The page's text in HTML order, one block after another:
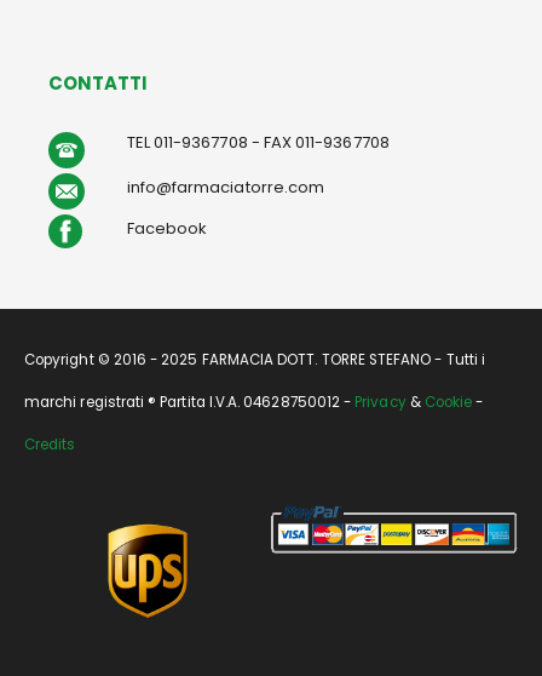
CONTATTI
TEL 011-9367708 - FAX 011-9367708
info@farmaciatorre.com
Facebook
Copyright © 2016 - 2025 FARMACIA DOTT. TORRE STEFANO - Tutti i
marchi registrati ® Partita I.V.A. 04628750012 - Privacy& Cookie-
Credits